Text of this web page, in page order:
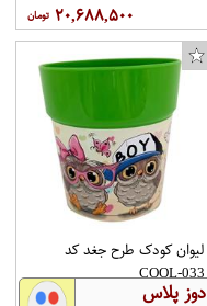
۲۰,۶۸۸,۵۰۰
لیوان کودک طرح جغد کد
COOL-033
دوز پلاس